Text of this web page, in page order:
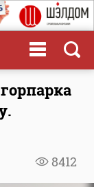
8412